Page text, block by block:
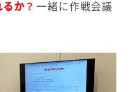
か？ 一緒に作戦会議